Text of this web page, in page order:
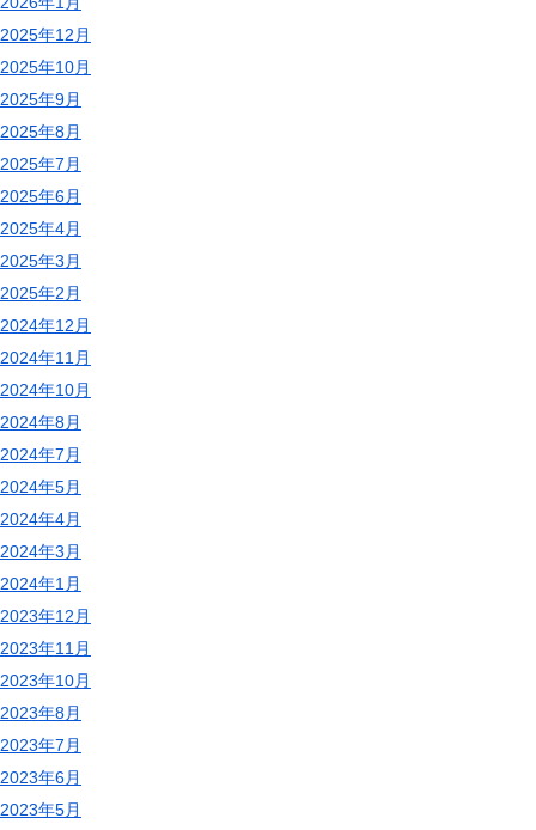
2025年12月
2025年10月
2025年9月
2025年8月
2025年7月
2025年6月
2025年4月
2025年3月
2025年2月
2024年12月
2024年11月
2024年10月
2024年8月
2024年7月
2024年5月
2024年4月
2024年3月
2024年1月
2023年12月
2023年11月
2023年10月
2023年8月
2023年7月
2023年6月
2023年5月